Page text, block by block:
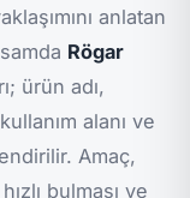
anlatan
Rögar
ürün adı,
alanı ve
Amaç,
bulması ve